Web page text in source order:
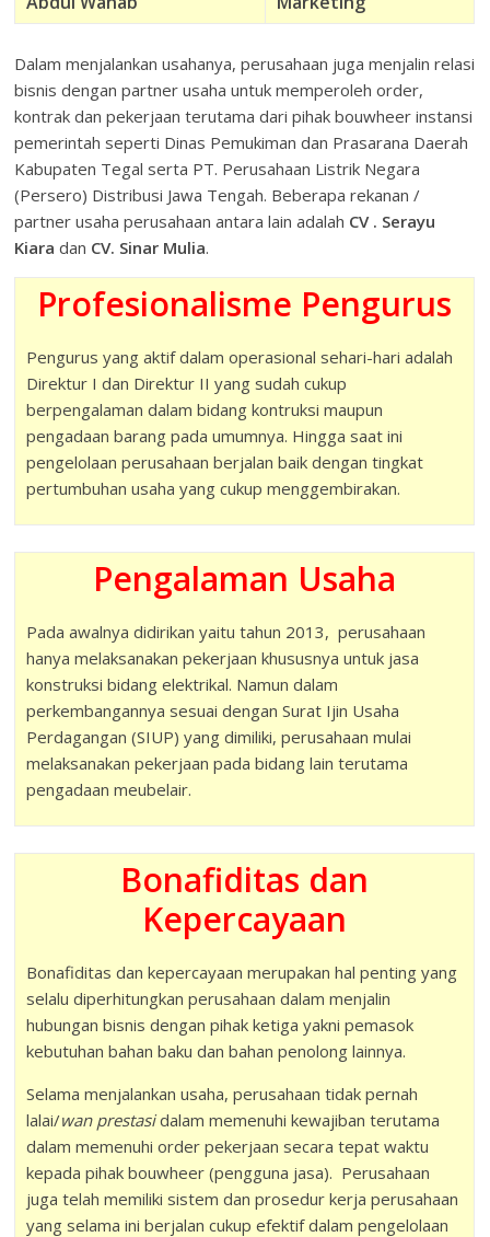
Dalam menjalankan usahanya, perusahaan juga menjalin relasi
bisnis dengan partner usaha untuk memperoleh order,
kontrak dan pekerjaan terutama dari pihak bouwheer instansi
pemerintah seperti Dinas Pemukiman dan Prasarana Daerah
Kabupaten Tegal serta PT. Perusahaan Listrik Negara
(Persero) Distribusi Jawa Tengah. Beberapa rekanan /
partner usaha perusahaan antara lain adalah CV . Serayu
Kiara dan CV. Sinar Mulia.
Profesionalisme Pengurus
Pengurus yang aktif dalam operasional sehari-hari adalah
Direktur I dan Direktur II yang sudah cukup
berpengalaman dalam bidang kontruksi maupun
pengadaan barang pada umumnya. Hingga saat ini
pengelolaan perusahaan berjalan baik dengan tingkat
pertumbuhan usaha yang cukup menggembirakan.
Pengalaman Usaha
Pada awalnya didirikan yaitu tahun 2013, perusahaan
hanya melaksanakan pekerjaan khususnya untuk jasa
konstruksi bidang elektrikal. Namun dalam
perkembangannya sesuai dengan Surat Ijin Usaha
Perdagangan (SIUP) yang dimiliki, perusahaan mulai
melaksanakan pekerjaan pada bidang lain terutama
pengadaan meubelair.
Bonafiditas dan
Kepercayaan
Bonafiditas dan kepercayaan merupakan hal penting yang
selalu diperhitungkan perusahaan dalam menjalin
hubungan bisnis dengan pihak ketiga yakni pemasok
kebutuhan bahan baku dan bahan penolong lainnya.
Selama menjalankan usaha, perusahaan tidak pernah
lalai/wan prestasidalam memenuhi kewajiban terutama
dalam memenuhi order pekerjaan secara tepat waktu
kepada pihak bouwheer (pengguna jasa). Perusahaan
juga telah memiliki sistem dan prosedur kerja perusahaan
yang selama ini berjalan cukup efektif dalam pengelolaan